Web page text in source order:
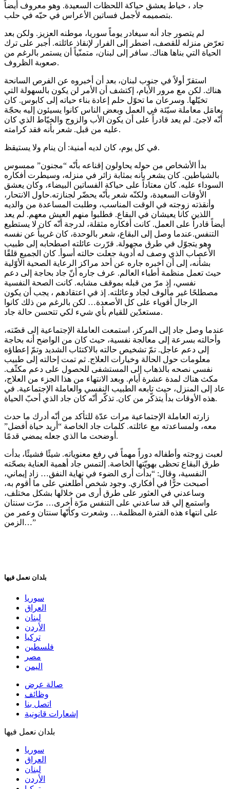
جاد ، خياط يعشق حياكة اللحظات السعيدة. وهو معروف أيضاً
بتصميمه لأجمل فساتين الأعراس في حيّه في حلب.
لم يتصور جاد أنه سيغادر يوماً سوريا، موطنه العزيز. ولكن بعد
تعرّض منزله للقصف، اضطر إلى الفرار لإنقاذ عائلته. أجبر على ترك
الحياة التي بناها هناك. سافر إلى لبنان، متمنّياً أن يستمر بالرغم من
صعوبة الظروف.
استقرّ أولاً في جنوب لبنان، بعد أن أخبروه عن الفرص السانحة
هناك. لكن مع مرور الأيام، إكتشف أن الأمر لن يكون بالسهولة التي
تخيّلها. وسرعان ما تحوّل حلم إعادة بناء حياته إلى كابوس. كان
يعامَل معاملة سيّئة في العمل وبعض الناس كانوا يسيئون إليه بحجّة
أنّه لاجئ. لم يعد قادراً على أن يكون الأب والزوج والخيّاط الذي كان
عليه من قبل. شعر بأنه فقد كرامته.
في كل يوم، كان لديه أمنية: أن ينام ولا يستيقظ.
بدأ الأشخاص من حوله يحاولون إقناعه بأنّه “مجنون” ممسوس
بالشياطين. كان يشعر بأنه بمثابة زائر في منزله، وسيطرت أفكاره
السوداء عليه. كان معتاداً على حياكة الفساتين البيضاء، وكان يعشق
الأوقات السعيدة، ولكنّه شعر بأنّه يحضّر لجنازته.حاول الانتحار،
وأنقذته زوجته في الوقت المناسب، وطلبت المساعدة من والديه
اللذين كانا يعيشان في البقاع. فطلبوا منهم العيش معهم. لم يعد
أيضاً قادراً على العمل. كانت أفكاره مثقلة، لدرجة أنّه كان لا يستطيع
التنفس.عندما وصل إلى البقاع، شعر بالوحدة، كان غريباً عن نفسه
وهو يتجوّل في طرق مجهولة. قرّرت عائلته اصطحابه إلى طبيب
الأعصاب الذي وصف له أدوية جعلت حالته أسوأ. كان الجميع قلقًا
بشأنه، إلى أن اخبره جاره عن أحد مراكز الرعاية الصحية الأوّلية
حيث تعمل منظمة أطباء العالم. عرف جاره أنّ جاد بحاجة إلى دعم
نفسي، إذ مرّ من قبله بموقف مشابه. كانت الصحة النفسية
مصطلحًا غير مألوف لجاد وعائلته. إذ في اعتقادهم ، يجب أن يكون
الرجال أقوياء على كل الأصعدة… لكن بالرغم من ذلك كانوا
مستعدّين للقيام بأي شيء لكي تتحسن حالة جاد.
عندما وصل جاد إلى المركز، استمعت العاملة الإجتماعية إلى قصّته،
وأحالته بسرعة إلى معالجة نفسية، حيث كان من الواضح أنه بحاجة
إلى دعم عاجل. تمّ تشخيص حالته بالاكتئاب الشديد وتمّ إعطاؤه
معلومات حول الحالة وخيارات العلاج. ثم تمت إحالته إلى طبيب
نفسي نصحه بالذهاب إلى المستشفى للحصول على دعم مكثّف.
مكث هناك لمدة عشرة أيام. وبعد الانتهاء من هذا الجزء من العلاج،
عاد إلى المنزل، حيث تابعه الطبيب النفسي والعاملة الإجتماعية. في
هذه الأوقات بدأ يتذكّر من كان. تذكّر أنّه كان جاد الذي أحبّ الحياة.
زارته العاملة الإجتماعية مرات عدّة للتأكد من أنّه أدرك ما حدث
معه، ولمساعدته مع عائلته. كلمات جاد الخاصة “أريد حياة أفضل”
أوضحت ما الذي جعله يمضي قدمًا.
لعبت زوجته وأطفاله دوراً مهماً في رفع معنوياته. شيئًا فشيئًا، بدأت
طرق البقاع تحظى بهويّتها الخاصة. إلتمس جاد أهمية العناية بصحّته
النفسية، وقال: “بدأت أرى الضوء في نهاية النفق… زاد إيماني،
أصبحت حرًّا في أفكاري. وجود شخص أطلعني على ما أقوم به،
وساعدني في العثور على طرق أرى من خلالها بشكل مختلف،
واستمع إلي قد ساعدني على التنفس مرّة أخرى… مرّت سنتان
على انتهاء هذه الفترة المظلمة… وشعرت وكأنّها سنتان وعمر من
الزمن…”
بلدان نعمل فيها
سوريا
العراق
لبنان
الأردن
تركيا
فلسطين
مصر
اليمن
صالة عرض
وظائف
اتصل بنا
إشعارات قانونية
بلدان نعمل فيها
سوريا
العراق
لبنان
الأردن